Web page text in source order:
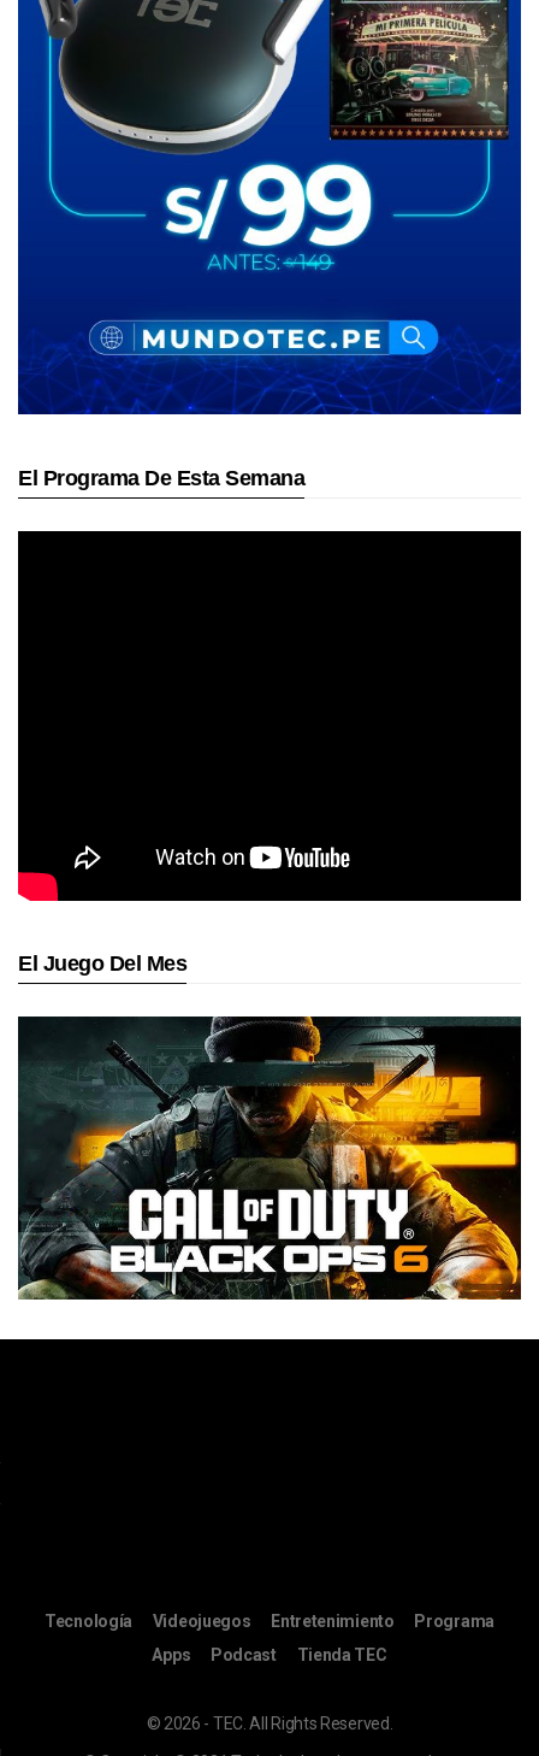
El Programa De Esta Semana
El Juego Del Mes
Tecnología Videojuegos Entretenimiento
Programa
Apps
Podcast Tienda TEC
© 2026 - TEC. All Rights Reserved.